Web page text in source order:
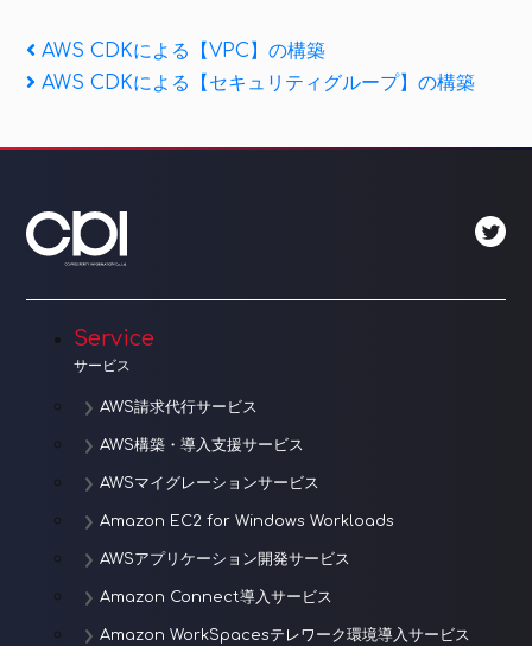
投
稿
ナ
ゲ
シ
ン
Previous
Post
AWS CDKによる【VPC】の構築
Next
AWS CDKによる【セキュリティグループ】の構築
Service
サービス
AWS請求代行サービス
AWS構築・導入支援サービス
AWSマイグレーションサービス
Amazon EC2 for Windows Workloads
AWSアプリケーション開発サービス
Amazon Connect導入サービス
Amazon WorkSpacesテレワーク環境導入サービス